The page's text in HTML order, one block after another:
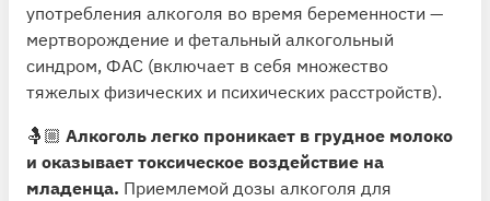
употребления алкоголя во время беременности —
мертворождение и фетальный алкогольный
синдром, ФАС (включает в себя множество
тяжелых физических и психических расстройств).
🤱🏼 Алкоголь легко проникает в грудное молоко
и оказывает токсическое воздействие на
младенца. Приемлемой дозы алкоголя для